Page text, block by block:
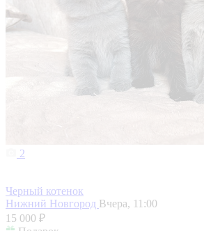
2
Черный котенок
Нижний Новгород Вчера, 11:00
15 000 ₽